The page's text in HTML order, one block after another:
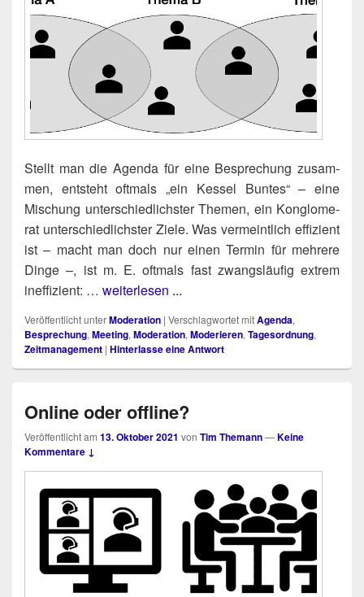
Stellt man die Agen­da für eine Bespre­chung zusam­
men, ent­steht oft­mals „ein Kes­sel Bun­tes“ – eine
Mischung unter­schied­lichs­ter The­men, ein Kon­glo­me­
rat unter­schied­lichs­ter Zie­le. Was ver­meint­lich effi­zi­ent
ist – macht man doch nur einen Ter­min für meh­re­re
Din­ge –, ist m. E. oft­mals fast zwangs­läu­fig extrem
ineffizient: … weiterlesen ...
Veröffentlicht unterModeration | Verschlagwortet mitAgenda,
Besprechung, Meeting, Moderation, Moderieren, Tagesordnung,
Zeitmanagement | Hinterlasse eine Antwort
Online oder offline?
Veröffentlicht am 13. Oktober 2021 von Tim Themann—Keine
Kommentare ↓